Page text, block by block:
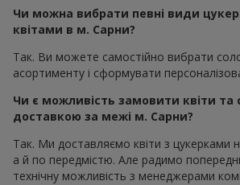
Чи можна вибрати певні види
квітами в м. Сарни?
Так. Ви можете самостійно вибрати
асортименту і сформувати
Чи є можливість замовити квіти та
доставкою за межі м. Сарни?
Так. Ми доставляємо квіти з цукерками
а й по передмістю. Але радимо
технічну можливість з менеджерами